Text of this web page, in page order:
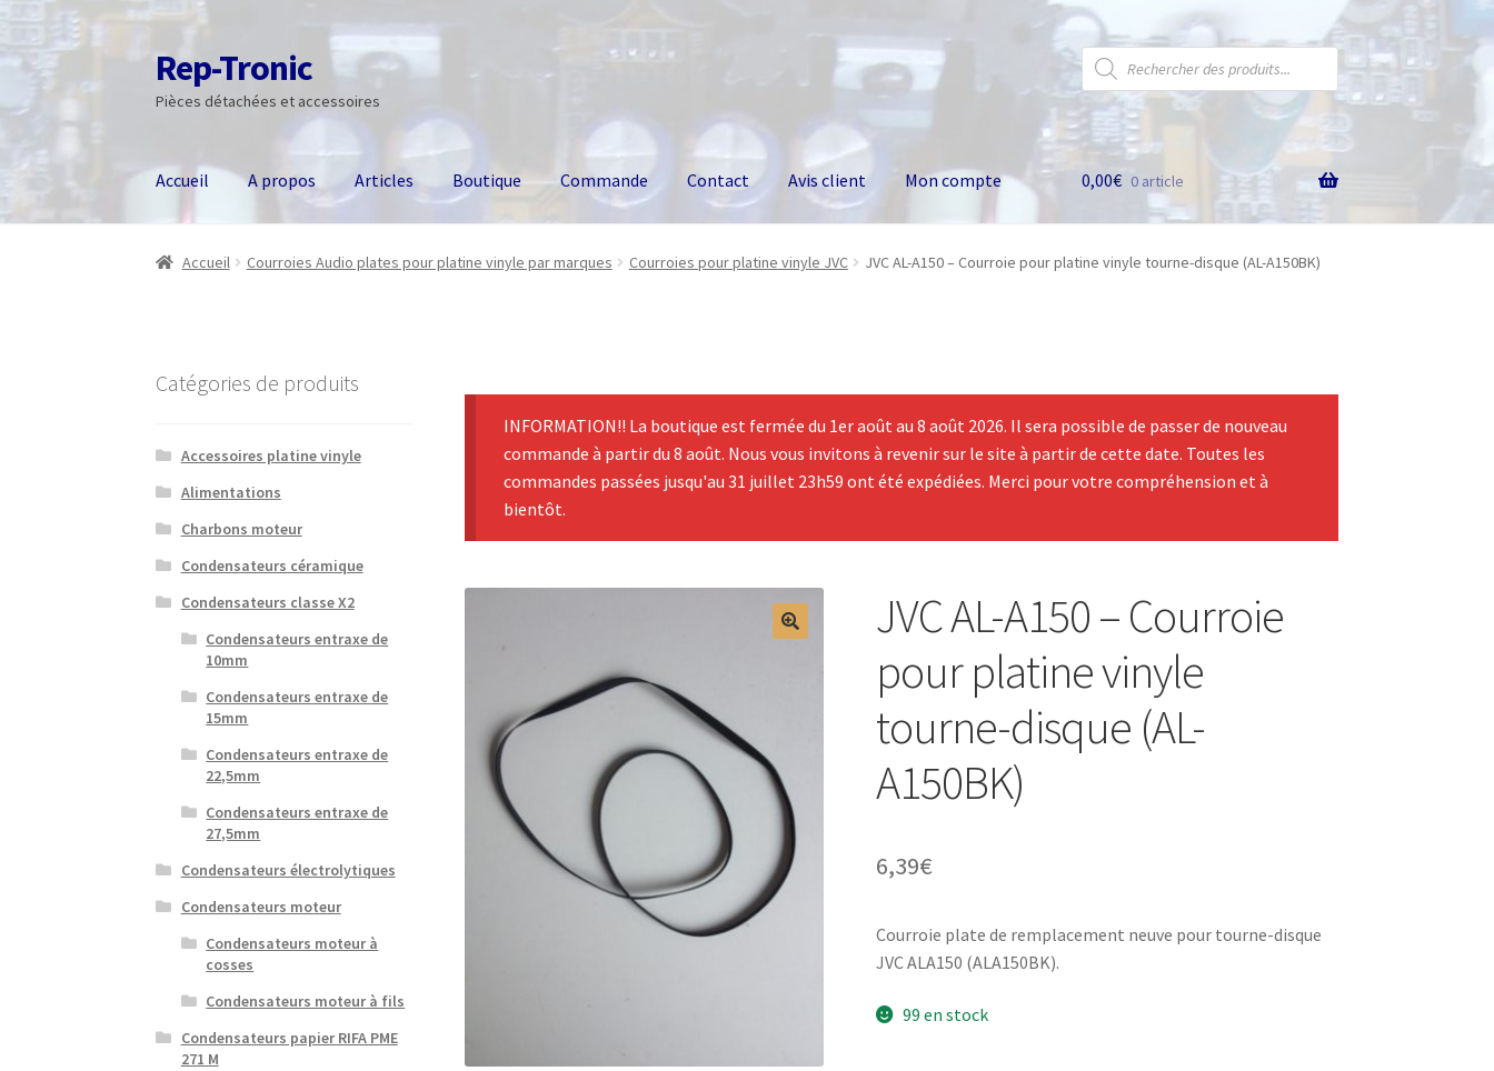
Aller
à
la
Aller
au
contenu
Rep-Tronic
Pièces détachées et accessoires
Recherche
de
produits
Accueil A propos Articles Boutique Commande Contact Avis client Mon compte 0,00€ 0 article
Accueil Courroies Audio plates pour platine vinyle par marques Courroies pour platine vinyle JVC JVC AL-A150 – Courroie pour platine vinyle tourne-disque (AL-A150BK)
INFORMATION!! La boutique est fermée du 1er août au 8 août 2026. Il sera possible de passer de nouveau
commande à partir du 8 août. Nous vous invitons à revenir sur le site à partir de cette date. Toutes les
commandes passées jusqu'au 31 juillet 23h59 ont été expédiées. Merci pour votre compréhension et à
bientôt.
JVC AL-A150 – Courroie
pour platine vinyle
tourne-disque (AL-
A150BK)
6,39€
Courroie plate de remplacement neuve pour tourne-disque
JVC ALA150 (ALA150BK).
99 en stock
Catégories de produits
Accessoires platine vinyle
Alimentations
Charbons moteur
Condensateurs céramique
Condensateurs classe X2
Condensateurs entraxe de
10mm
Condensateurs entraxe de
15mm
Condensateurs entraxe de
22,5mm
Condensateurs entraxe de
27,5mm
Condensateurs électrolytiques
Condensateurs moteur
Condensateurs moteur à
cosses
Condensateurs moteur à fils
Condensateurs papier RIFA PME
271 M